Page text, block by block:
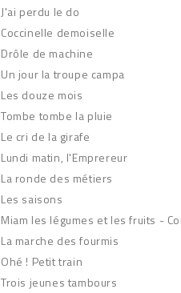
J'ai perdu le do
Coccinelle demoiselle
Drôle de machine
Un jour la troupe campa
Les douze mois
Tombe tombe la pluie
Le cri de la girafe
Lundi matin, l'Emprereur
La ronde des métiers
Les saisons
Miam les légumes et les fruits -
La marche des fourmis
Ohé ! Petit train
Trois jeunes tambours